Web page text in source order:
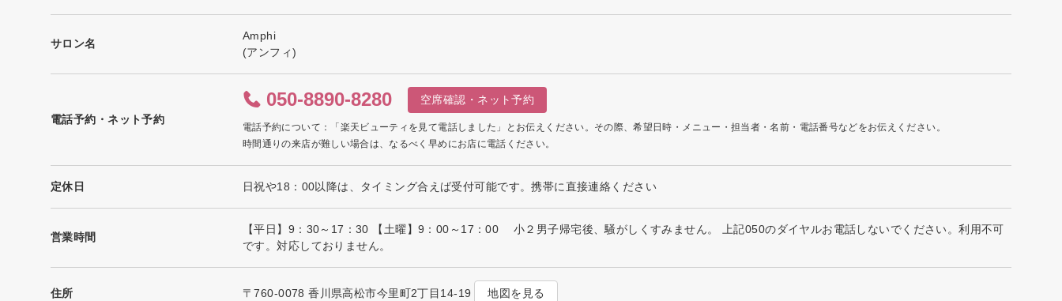
サロン名
Amphi
(アンフィ)
電話予約・ネット予約
050-8890-8280 空席確認・ネット予約
電話予約について：「楽天ビューティを見て電話しました」とお伝えください。その際、希望日時・メニュー・担当者・名前・電話番号などをお伝えください。
時間通りの来店が難しい場合は、なるべく早めにお店に電話ください。
定休日 日祝や18：00以降は、タイミング合えば受付可能です。携帯に直接連絡ください
営業時間
【平日】9：30～17：30 【土曜】9：00～17：00 小２男子帰宅後、騒がしくすみません。 上記050のダイヤルお電話しないでください。利用不可
です。対応しておりません。
住所 〒760-0078 香川県高松市今里町2丁目14-19 地図を見る